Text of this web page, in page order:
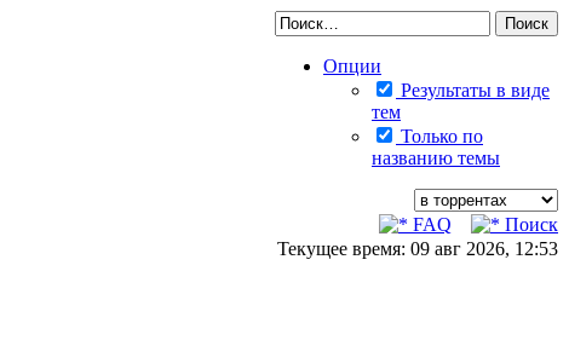
Опции
Результаты в виде
тем
Только по
названию темы
FAQ
Поиск
Текущее время: 09 авг 2026, 12:53